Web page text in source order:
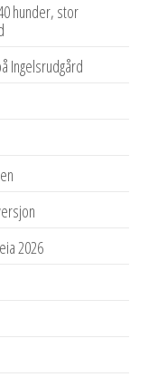
hunder, stor
Ingelsrudgård
2026